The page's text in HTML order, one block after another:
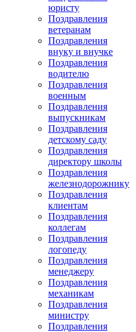
юристу
Поздравления
ветеранам
Поздравления
внуку и внучке
Поздравления
водителю
Поздравления
военным
Поздравления
выпускникам
Поздравления
детскому саду
Поздравления
директору школы
Поздравления
железнодорожнику
Поздравления
клиентам
Поздравления
коллегам
Поздравления
логопеду
Поздравления
менеджеру
Поздравления
механикам
Поздравления
министру
Поздравления